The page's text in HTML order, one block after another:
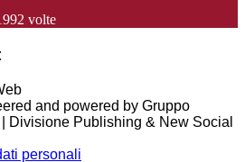
volte
and powered by Gruppo
Divisione Publishing & New Social
personali